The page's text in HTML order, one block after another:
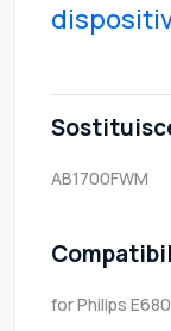
AB1700FWM
for Philips